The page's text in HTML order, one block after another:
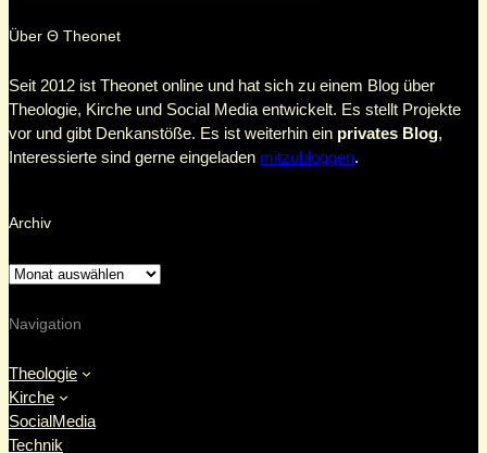
Über Θ Theonet
Seit 2012 ist Theonet online und hat sich zu einem Blog über
Theologie, Kirche und Social Media entwickelt. Es stellt Projekte
vor und gibt Denkanstöße. Es ist weiterhin ein privates Blog,
Interessierte sind gerne eingeladen mitzubloggen.
Archiv
Navigation
Theologie
Kirche
SocialMedia
Technik